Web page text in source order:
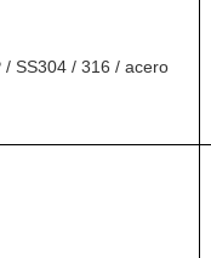
/ SS304 / 316 / acero